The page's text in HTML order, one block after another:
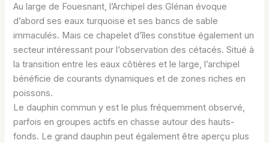
Au large de Fouesnant, l’Archipel des Glénan évoque
d’abord ses eaux turquoise et ses bancs de sable
immaculés. Mais ce chapelet d’îles constitue également un
secteur intéressant pour l’observation des cétacés. Situé à
la transition entre les eaux côtières et le large, l’archipel
bénéficie de courants dynamiques et de zones riches en
poissons.
Le dauphin commun y est le plus fréquemment observé,
parfois en groupes actifs en chasse autour des hauts-
fonds. Le grand dauphin peut également être aperçu plus